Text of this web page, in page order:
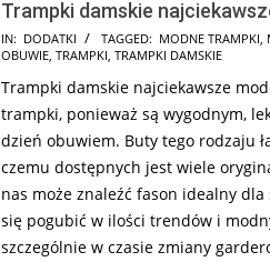
Trampki damskie
2024-
09-
26
IN: DODATKI TAGGED: MODNE TRAMPKI,
OBUWIE, TRAMPKI, TRAMPKI DAMSKIE
Trampki damskie najciekawsze
trampki, ponieważ są wygodnym,
dzień obuwiem. Buty tego rodzaju
czemu dostępnych jest wiele
nas może znaleźć fason idealny
się pogubić w ilości trendów i
szczególnie w czasie zmiany